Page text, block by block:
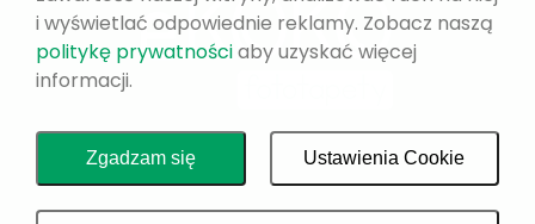
i wyświetlać odpowiednie reklamy. Zobacz naszą
politykę prywatnościaby uzyskać więcej
informacji.
Zgadzam się Ustawienia Cookie